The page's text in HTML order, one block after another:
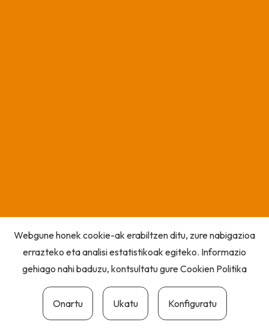
Webgune honek cookie-ak erabiltzen ditu, zure nabigazioa
errazteko eta analisi estatistikoak egiteko. Informazio
gehiago nahi baduzu, kontsultatu gureCookien Politika
Onartu Ukatu Konfiguratu